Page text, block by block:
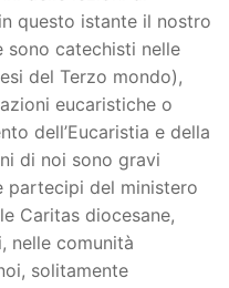
questo istante il nostro
sono catechisti nelle
del Terzo mondo),
eucaristiche o
dell’Eucaristia e della
di noi sono gravi
partecipi del ministero
Caritas diocesane,
nelle comunità
solitamente